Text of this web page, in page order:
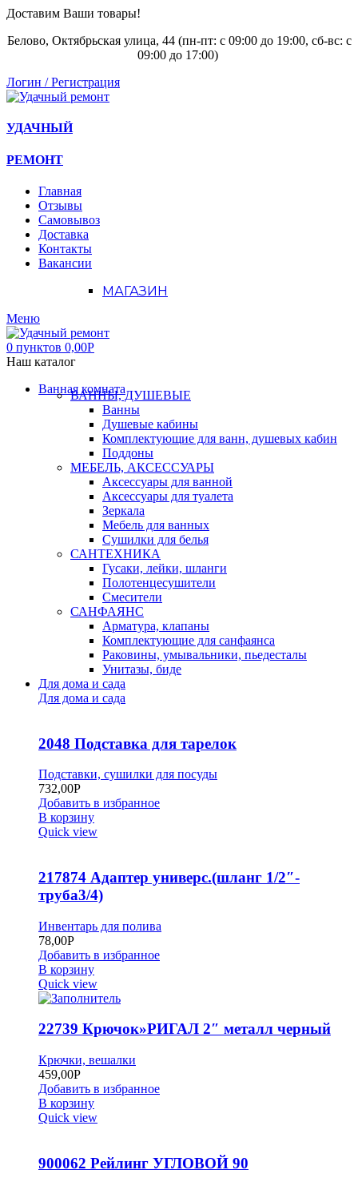
Доставим Ваши товары!
Белово, Октябрьская улица, 44 (пн-пт: с 09:00 до 19:00, сб-вс: с
09:00 до 17:00)
Логин / Регистрация
УДАЧНЫЙ
РЕМОНТ
Главная
Отзывы
Самовывоз
Доставка
Контакты
Вакансии
МАГАЗИН
Меню
0 пунктов 0,00Р
Наш каталог
Ванная комната
ВАННЫ, ДУШЕВЫЕ
Ванны
Душевые кабины
Комплектующие для ванн, душевых кабин
Поддоны
МЕБЕЛЬ, АКСЕССУАРЫ
Аксессуары для ванной
Аксессуары для туалета
Зеркала
Мебель для ванных
Сушилки для белья
САНТЕХНИКА
Гусаки, лейки, шланги
Полотенцесушители
Смесители
САНФАЯНС
Арматура, клапаны
Комплектующие для санфаянса
Раковины, умывальники, пьедесталы
Унитазы, биде
Для дома и сада
Для дома и сада
2048 Подставка для тарелок
Подставки, сушилки для посуды
732,00Р
Добавить в избранное
В корзину
Quick view
217874 Адаптер универс.(шланг 1/2″-
труба3/4)
Инвентарь для полива
78,00Р
Добавить в избранное
В корзину
Quick view
22739 Крючок»РИГАЛ 2″ металл черный
Крючки, вешалки
459,00Р
Добавить в избранное
В корзину
Quick view
900062 Рейлинг УГЛОВОЙ 90